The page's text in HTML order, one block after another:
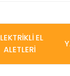
EL
ALETLERİ